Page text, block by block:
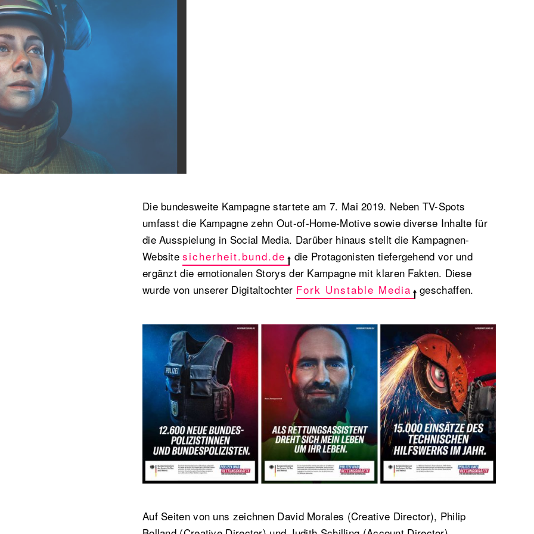
Die bundesweite Kampagne startete am 7. Mai 2019. Neben TV-Spots
umfasst die Kampagne zehn Out-of-Home-Motive sowie diverse Inhalte für
die Ausspielung in Social Media. Darüber hinaus stellt die Kampagnen-
Websitesicherheit.bund.de
die Protagonisten tiefergehend vor und
ergänzt die emotionalen Storys der Kampagne mit klaren Fakten. Diese
wurde von unserer Digitaltochter Fork Unstable Media geschaffen.
Auf Seiten von uns zeichnen David Morales (Creative Director), Philip